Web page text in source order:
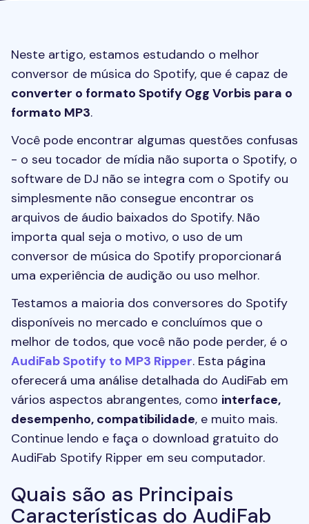
Neste artigo, estamos estudando o melhor
conversor de música do Spotify, que é capaz de
converter o formato Spotify Ogg Vorbis para o
formato MP3.
Você pode encontrar algumas questões confusas
- o seu tocador de mídia não suporta o Spotify, o
software de DJ não se integra com o Spotify ou
simplesmente não consegue encontrar os
arquivos de áudio baixados do Spotify. Não
importa qual seja o motivo, o uso de um
conversor de música do Spotify proporcionará
uma experiência de audição ou uso melhor.
Testamos a maioria dos conversores do Spotify
disponíveis no mercado e concluímos que o
melhor de todos, que você não pode perder, é o
AudiFab Spotify to MP3 Ripper. Esta página
oferecerá uma análise detalhada do AudiFab em
vários aspectos abrangentes, como interface,
desempenho, compatibilidade, e muito mais.
Continue lendo e faça o download gratuito do
AudiFab Spotify Ripper em seu computador.
Quais são as Principais
Características do AudiFab